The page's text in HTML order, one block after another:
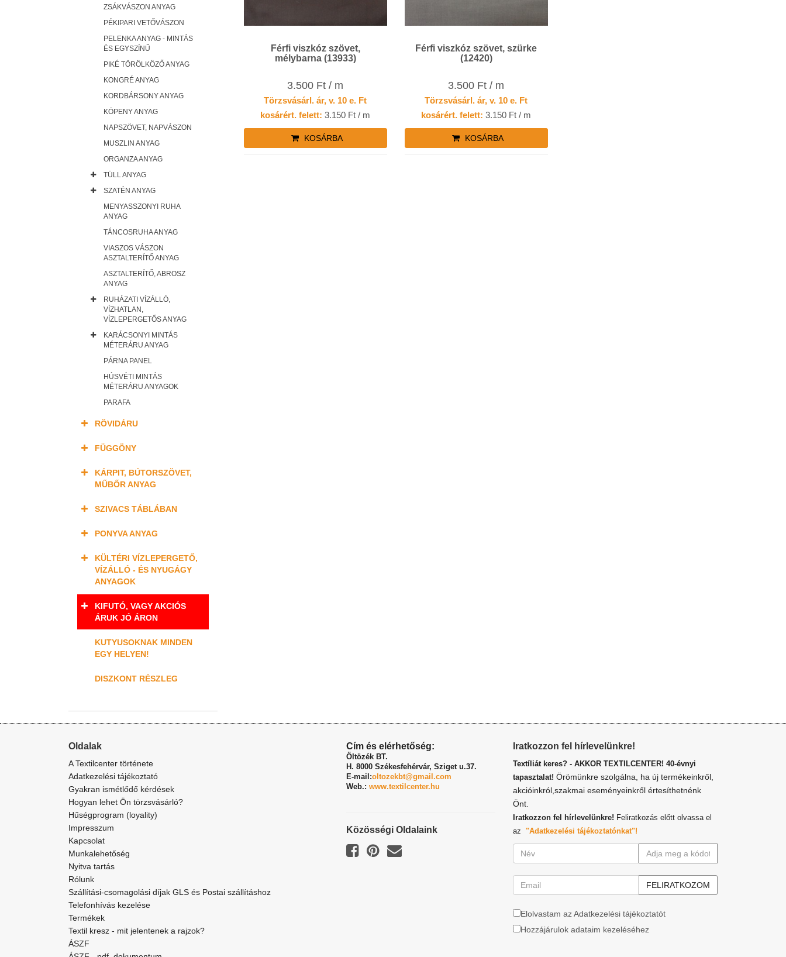
Férfi viszkóz szövet,
mélybarna (13933)
3.500 Ft / m
Törzsvásárl. ár, v. 10 e. Ft
kosárért. felett: 3.150 Ft / m
KOSÁRBA
Férfi viszkóz szövet, szürke
(12420)
3.500 Ft / m
Törzsvásárl. ár, v. 10 e. Ft
kosárért. felett: 3.150 Ft / m
KOSÁRBA
ZSÁKVÁSZON ANYAG
PÉKIPARI VETŐVÁSZON
PELENKA ANYAG - MINTÁS
ÉS EGYSZÍNŰ
PIKÉ TÖRÖLKÖZŐ ANYAG
KONGRÉ ANYAG
KORDBÁRSONY ANYAG
KÖPENY ANYAG
NAPSZÖVET, NAPVÁSZON
MUSZLIN ANYAG
ORGANZA ANYAG
TÜLL ANYAG
SZATÉN ANYAG
MENYASSZONYI RUHA
ANYAG
TÁNCOSRUHA ANYAG
VIASZOS VÁSZON
ASZTALTERÍTŐ ANYAG
ASZTALTERÍTŐ, ABROSZ
ANYAG
RUHÁZATI VÍZÁLLÓ,
VÍZHATLAN,
VÍZLEPERGETŐS ANYAG
KARÁCSONYI MINTÁS
MÉTERÁRU ANYAG
PÁRNA PANEL
HÚSVÉTI MINTÁS
MÉTERÁRU ANYAGOK
PARAFA
RÖVIDÁRU
FÜGGÖNY
KÁRPIT, BÚTORSZÖVET,
MŰBŐR ANYAG
SZIVACS TÁBLÁBAN
PONYVA ANYAG
KÜLTÉRI VÍZLEPERGETŐ,
VÍZÁLLÓ - ÉS NYUGÁGY
ANYAGOK
KIFUTÓ, VAGY AKCIÓS
ÁRUK JÓ ÁRON
KUTYUSOKNAK MINDEN
EGY HELYEN!
DISZKONT RÉSZLEG
Oldalak
A Textilcenter története
Adatkezelési tájékoztató
Gyakran ismétlődő kérdések
Hogyan lehet Ön törzsvásárló?
Hűségprogram (loyality)
Impresszum
Kapcsolat
Munkalehetőség
Nyitva tartás
Rólunk
Szállítási-csomagolási díjak GLS és Postai szállításhoz
Telefonhívás kezelése
Termékek
Textil kresz - mit jelentenek a rajzok?
ÁSZF
Cím és elérhetőség:
Öltözék BT.
H. 8000 Székesfehérvár, Sziget u.37.
E-mail:oltozekbt@gmail.com
Web.: www.textilcenter.hu
Közösségi Oldalaink
Iratkozzon fel hírlevelünkre!
Textíliát keres? - AKKOR TEXTILCENTER! 40-évnyi
tapasztalat! Örömünkre szolgálna, ha új termékeinkről,
akcióinkról,szakmai eseményeinkről értesíthetnénk
Önt.
Iratkozzon fel hírlevelünkre! Feliratkozás előtt olvassa el
az "Adatkezelési tájékoztatónkat"!
Elolvastam az Adatkezelési tájékoztatót
Hozzájárulok adataim kezeléséhez